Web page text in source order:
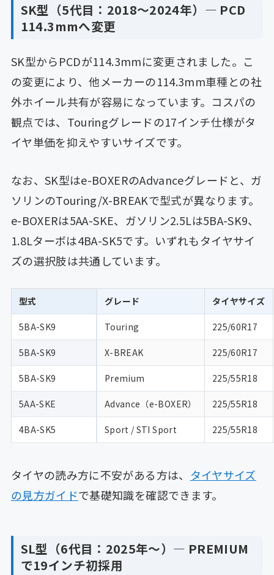
SK型（5代目：2018〜2024年）— PCD
114.3mmへ変更
SK型からPCDが114.3mmに変更されました。こ
の変更により、他メーカーの114.3mm車種との社
外ホイール共有が容易になっています。コスパの
観点では、Touringグレードの17インチ仕様がタ
イヤ単価を抑えやすいサイズです。
なお、SK型はe-BOXERのAdvanceグレードと、ガ
ソリンのTouring/X-BREAKで型式が異なります。
e-BOXERは5AA-SKE、ガソリン2.5Lは5BA-SK9、
1.8Lターボは4BA-SK5です。いずれもタイヤサイ
ズの選択肢は共通しています。
型式 グレード タイヤサイズ
5BA-SK9 Touring 225/60R17
5BA-SK9 X-BREAK 225/60R17
5BA-SK9 Premium 225/55R18
5AA-SKE Advance（e-BOXER） 225/55R18
4BA-SK5 Sport / STI Sport 225/55R18
タイヤの読み方に不安がある方は、 タイヤサイズ
の見方ガイドで基礎知識を確認できます。
SL型（6代目：2025年〜）— PREMIUM
で19インチ初採用